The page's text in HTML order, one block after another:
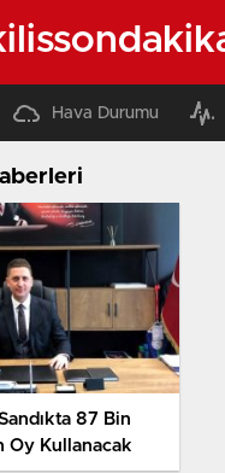
Hava Durumu
87 Bin
Oy Kullanacak